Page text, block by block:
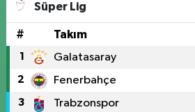
Süper Lig
# Takım
1 Galatasaray
2 Fenerbahçe
3 Trabzonspor